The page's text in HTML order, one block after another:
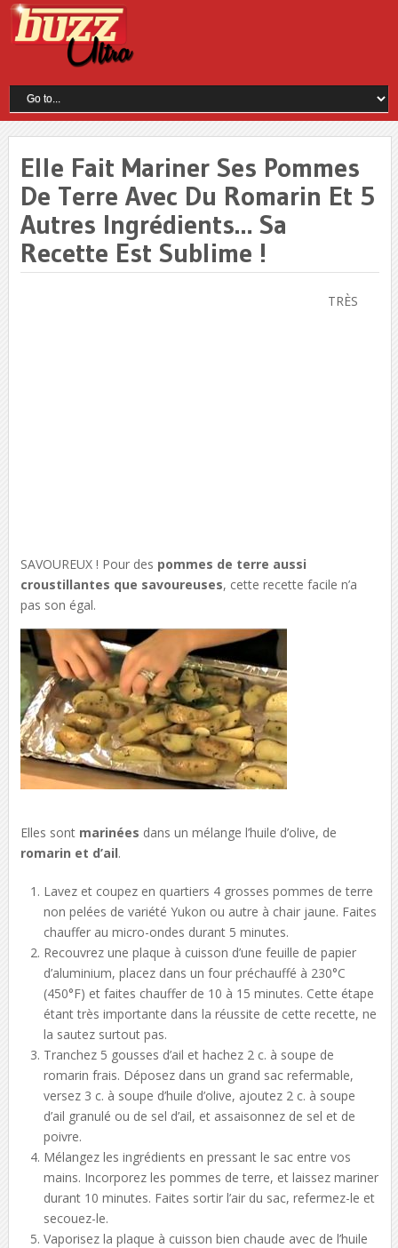
Elle Fait Mariner Ses Pommes
De Terre Avec Du Romarin Et 5
Autres Ingrédients… Sa
Recette Est Sublime !
TRÈS
SAVOUREUX ! Pour des pommes de terre aussi
croustillantes que savoureuses, cette recette facile n’a
pas son égal.
Elles sont marinées dans un mélange l’huile d’olive, de
romarin et d’ail.
Lavez et coupez en quartiers 4 grosses pommes de terre
non pelées de variété Yukon ou autre à chair jaune. Faites
chauffer au micro-ondes durant 5 minutes.
Recouvrez une plaque à cuisson d’une feuille de papier
d’aluminium, placez dans un four préchauffé à 230°C
(450°F) et faites chauffer de 10 à 15 minutes. Cette étape
étant très importante dans la réussite de cette recette, ne
la sautez surtout pas.
Tranchez 5 gousses d’ail et hachez 2 c. à soupe de
romarin frais. Déposez dans un grand sac refermable,
versez 3 c. à soupe d’huile d’olive, ajoutez 2 c. à soupe
d’ail granulé ou de sel d’ail, et assaisonnez de sel et de
poivre.
Mélangez les ingrédients en pressant le sac entre vos
mains. Incorporez les pommes de terre, et laissez mariner
durant 10 minutes. Faites sortir l’air du sac, refermez-le et
secouez-le.
Vaporisez la plaque à cuisson bien chaude avec de l’huile